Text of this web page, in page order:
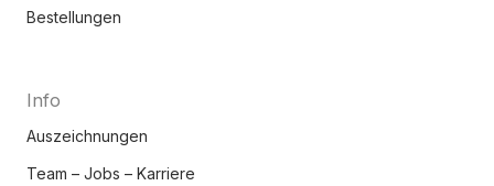
Bestellungen
Info
Auszeichnungen
Team – Jobs – Karriere